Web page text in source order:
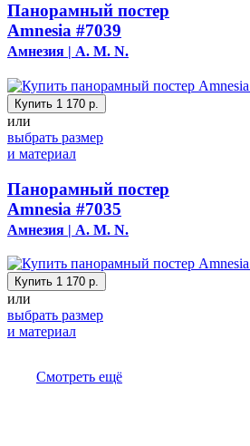
Панорамный постер
Amnesia #7039
Амнезия | A. M. N.
Купить 1 170 р.
или
выбрать размер
и материал
Панорамный постер
Amnesia #7035
Амнезия | A. M. N.
Купить 1 170 р.
или
выбрать размер
и материал
Смотреть ещё